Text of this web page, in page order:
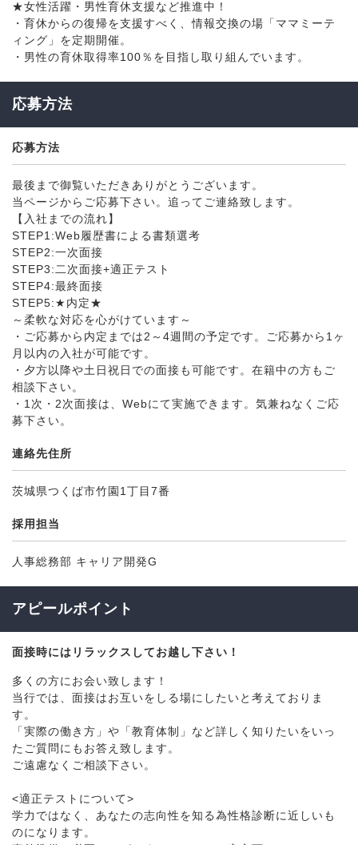
★女性活躍・男性育休支援など推進中！
・育休からの復帰を支援すべく、情報交換の場「ママミーテ
ィング」を定期開催。
・男性の育休取得率100％を目指し取り組んでいます。
応募方法
応募方法
最後まで御覧いただきありがとうございます。
当ページからご応募下さい。追ってご連絡致します。
【入社までの流れ】
STEP1:Web履歴書による書類選考
STEP2:一次面接
STEP3:二次面接+適正テスト
STEP4:最終面接
STEP5:★内定★
～柔軟な対応を心がけています～
・ご応募から内定までは2～4週間の予定です。ご応募から1ヶ
月以内の入社が可能です。
・夕方以降や土日祝日での面接も可能です。在籍中の方もご
相談下さい。
・1次・2次面接は、Webにて実施できます。気兼ねなくご応
募下さい。
連絡先住所
茨城県つくば市竹園1丁目7番
採用担当
人事総務部 キャリア開発G
アピールポイント
面接時にはリラックスしてお越し下さい！
多くの方にお会い致します！
当行では、面接はお互いをしる場にしたいと考えておりま
す。
「実際の働き方」や「教育体制」など詳しく知りたいをいっ
たご質問にもお答え致します。
ご遠慮なくご相談下さい。
<適正テストについて>
学力ではなく、あなたの志向性を知る為性格診断に近しいも
のになります。